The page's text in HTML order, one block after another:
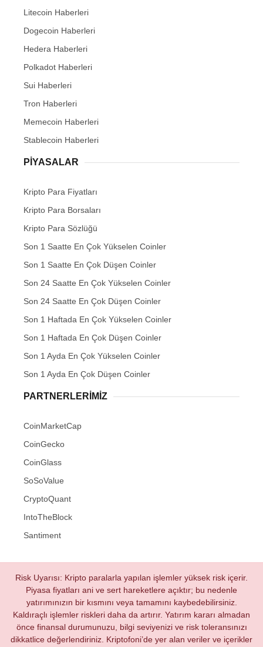
Litecoin Haberleri
Dogecoin Haberleri
Hedera Haberleri
Polkadot Haberleri
Sui Haberleri
Tron Haberleri
Memecoin Haberleri
Stablecoin Haberleri
PIYASALAR
Kripto Para Fiyatları
Kripto Para Borsaları
Kripto Para Sözlüğü
Son 1 Saatte En Çok Yükselen Coinler
Son 1 Saatte En Çok Düşen Coinler
Son 24 Saatte En Çok Yükselen Coinler
Son 24 Saatte En Çok Düşen Coinler
Son 1 Haftada En Çok Yükselen Coinler
Son 1 Haftada En Çok Düşen Coinler
Son 1 Ayda En Çok Yükselen Coinler
Son 1 Ayda En Çok Düşen Coinler
PARTNERLERIMIZ
CoinMarketCap
CoinGecko
CoinGlass
SoSoValue
CryptoQuant
IntoTheBlock
Santiment
Risk Uyarısı: Kripto paralarla yapılan işlemler yüksek risk içerir.
Piyasa fiyatları ani ve sert hareketlere açıktır; bu nedenle
yatırımınızın bir kısmını veya tamamını kaybedebilirsiniz.
Kaldıraçlı işlemler riskleri daha da artırır. Yatırım kararı almadan
önce finansal durumunuzu, bilgi seviyenizi ve risk toleransınızı
dikkatlice değerlendiriniz. Kriptofoni’de yer alan veriler ve içerikler